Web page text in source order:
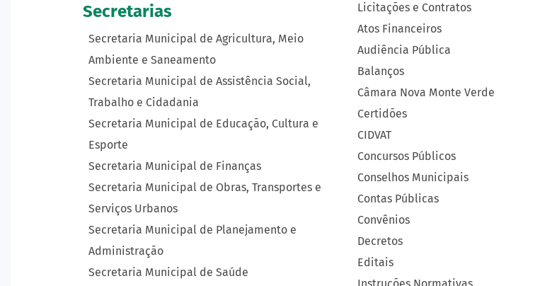
Secretarias
Secretaria Municipal de Agricultura, Meio
Ambiente e Saneamento
Secretaria Municipal de Assistência Social,
Trabalho e Cidadania
Secretaria Municipal de Educação, Cultura e
Esporte
Secretaria Municipal de Finanças
Secretaria Municipal de Obras, Transportes e
Serviços Urbanos
Secretaria Municipal de Planejamento e
Administração
Secretaria Municipal de Saúde
Licitações e Contratos
Atos Financeiros
Audiência Pública
Balanços
Câmara Nova Monte Verde
Certidões
CIDVAT
Concursos Públicos
Conselhos Municipais
Contas Públicas
Convênios
Decretos
Editais